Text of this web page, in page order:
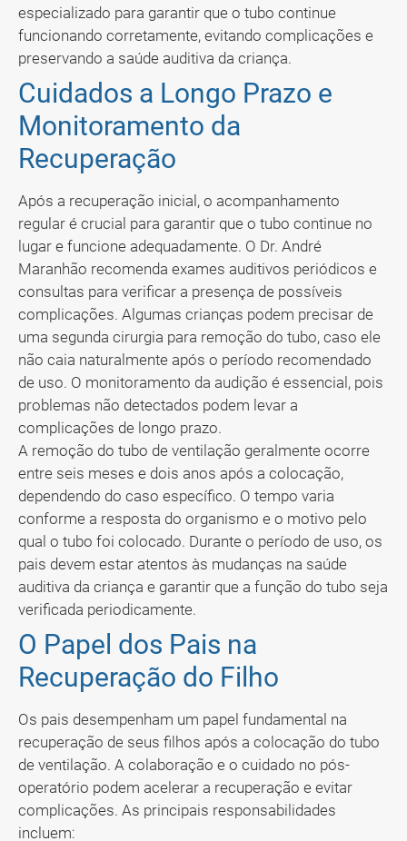
especializado para garantir que o tubo continue
funcionando corretamente, evitando complicações e
preservando a saúde auditiva da criança.
Cuidados a Longo Prazo e
Monitoramento da
Recuperação
Após a recuperação inicial, o acompanhamento
regular é crucial para garantir que o tubo continue no
lugar e funcione adequadamente. O Dr. André
Maranhão recomenda exames auditivos periódicos e
consultas para verificar a presença de possíveis
complicações. Algumas crianças podem precisar de
uma segunda cirurgia para remoção do tubo, caso ele
não caia naturalmente após o período recomendado
de uso. O monitoramento da audição é essencial, pois
problemas não detectados podem levar a
complicações de longo prazo.
A remoção do tubo de ventilação geralmente ocorre
entre seis meses e dois anos após a colocação,
dependendo do caso específico. O tempo varia
conforme a resposta do organismo e o motivo pelo
qual o tubo foi colocado. Durante o período de uso, os
pais devem estar atentos às mudanças na saúde
auditiva da criança e garantir que a função do tubo seja
verificada periodicamente.
O Papel dos Pais na
Recuperação do Filho
Os pais desempenham um papel fundamental na
recuperação de seus filhos após a colocação do tubo
de ventilação. A colaboração e o cuidado no pós-
operatório podem acelerar a recuperação e evitar
complicações. As principais responsabilidades
incluem: